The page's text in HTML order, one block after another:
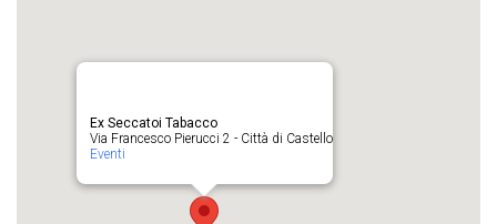
Ex Seccatoi Tabacco
Via Francesco Pierucci 2 - Città di Castello
Eventi